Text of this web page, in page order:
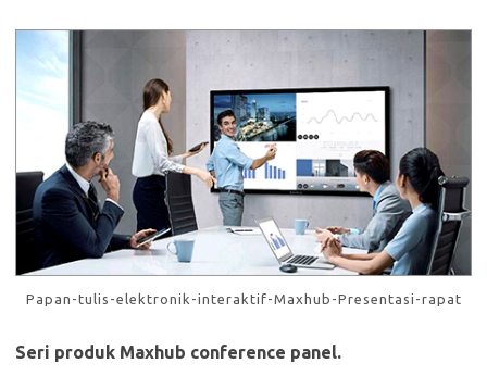
Papan-tulis-elektronik-interaktif-Maxhub-Presentasi-rapat
Seri produk Maxhub conference panel.